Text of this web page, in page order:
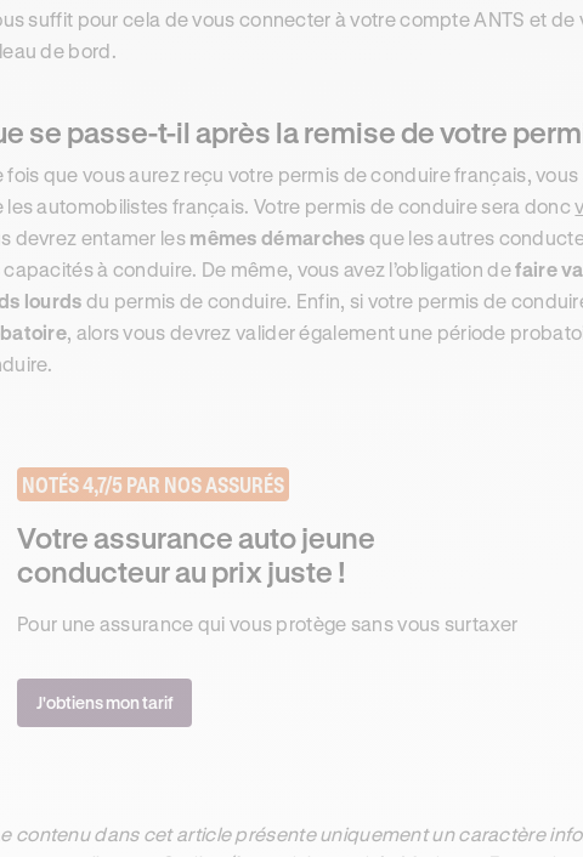
suffit pour cela de vous connecter à votre compte ANTS et de
de bord.
se passe-t-il après la remise de votre
fois que vous aurez reçu votre permis de conduire français,
les automobilistes français. Votre permis de conduire sera donc
devrez entamer les mêmes démarches que les autres
capacités à conduire. De même, vous avez l’obligation defaire
lourds du permis de conduire. Enfin, si votre permis de
, alors vous devrez valider également une période
NOTÉS 4,7/5 PAR NOS ASSURÉS
Votre assurance auto jeune
conducteur au prix juste !
Pour une assurance qui vous protège sans vous surtaxer
J'obtiens mon tarif
contenu dans cet article présente uniquement un caractère